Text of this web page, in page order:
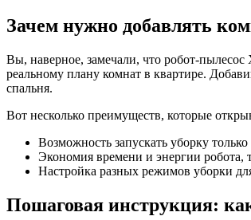
Зачем нужно добавлять
Вы, наверное, замечали, что робот-пылесос
реальному плану комнат в квартире.
спальня.
Вот несколько преимуществ, которые
Возможность запускать уборку
Экономия времени и энергии робота,
Настройка разных режимов уборки
Пошаговая инструкция: